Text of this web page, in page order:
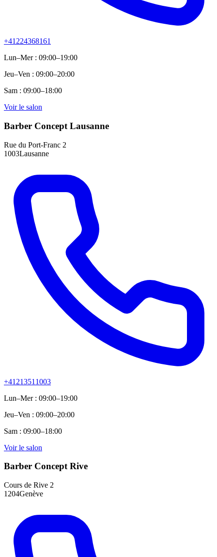
+41224368161
Lun–Mer : 09:00–19:00
Jeu–Ven : 09:00–20:00
Sam : 09:00–18:00
Voir le salon
Barber Concept Lausanne
Rue du Port-Franc 2
1003Lausanne
+41213511003
Lun–Mer : 09:00–19:00
Jeu–Ven : 09:00–20:00
Sam : 09:00–18:00
Voir le salon
Barber Concept Rive
Cours de Rive 2
1204Genève